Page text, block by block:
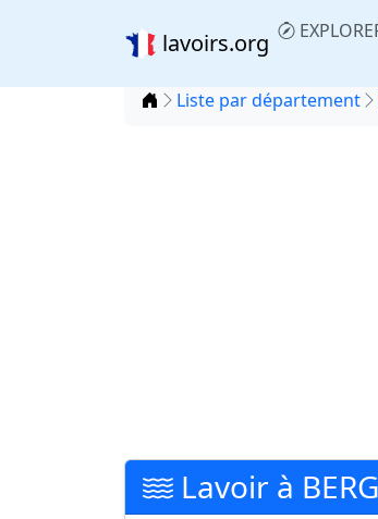
lavoirs.org
Accueil
Liste par département
Lavoir à